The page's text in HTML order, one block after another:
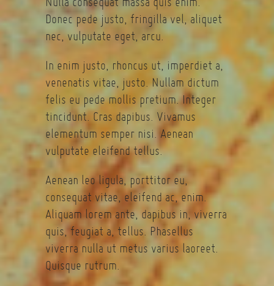
Donec pede justo, fringilla vel, aliquet
nec, vulputate eget, arcu.
In enim justo, rhoncus ut, imperdiet a,
venenatis vitae, justo. Nullam dictum
felis eu pede mollis pretium. Integer
tincidunt. Cras dapibus. Vivamus
elementum semper nisi. Aenean
vulputate eleifend tellus.
Aenean leo ligula, porttitor eu,
consequat vitae, eleifend ac, enim.
Aliquam lorem ante, dapibus in, viverra
quis, feugiat a, tellus. Phasellus
viverra nulla ut metus varius laoreet.
Quisque rutrum.